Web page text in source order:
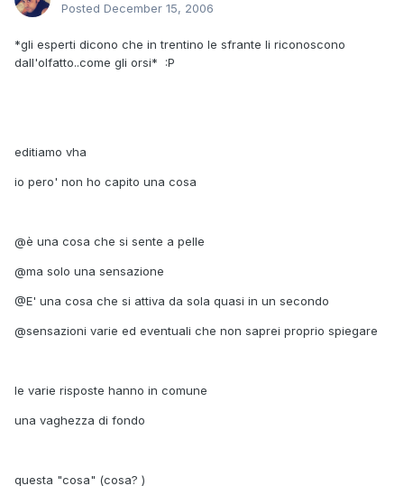
Posted December 15, 2006
*gli esperti dicono che in trentino le sfrante li riconoscono
dall'olfatto..come gli orsi* :P
editiamo vha
io pero' non ho capito una cosa
@è una cosa che si sente a pelle
@ma solo una sensazione
@E' una cosa che si attiva da sola quasi in un secondo
@sensazioni varie ed eventuali che non saprei proprio spiegare
le varie risposte hanno in comune
una vaghezza di fondo
questa "cosa" (cosa? )